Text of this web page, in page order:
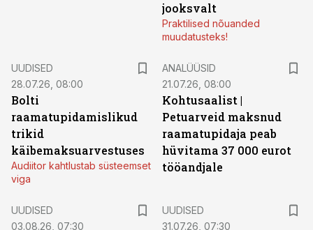
jooksvalt
Praktilised nõuanded
muudatusteks!
UUDISED
28.07.26, 08:00
Bolti
raamatupidamislikud
trikid
käibemaksuarvestuses
Audiitor kahtlustab süsteemset
viga
ANALÜÜSID
21.07.26, 08:00
Kohtusaalist |
Petuarveid maksnud
raamatupidaja peab
hüvitama 37 000 eurot
tööandjale
UUDISED
03.08.26, 07:30
UUDISED
31.07.26, 07:30